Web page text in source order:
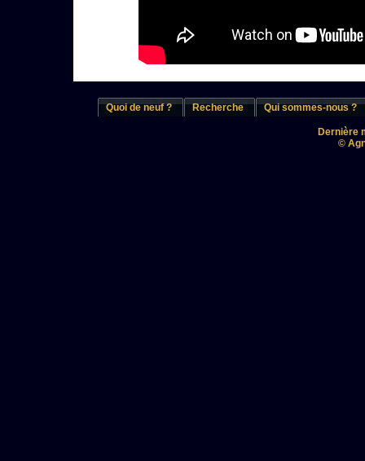
Quoi de neuf ? Recherche Qui sommes-nous ?
Dernière
©